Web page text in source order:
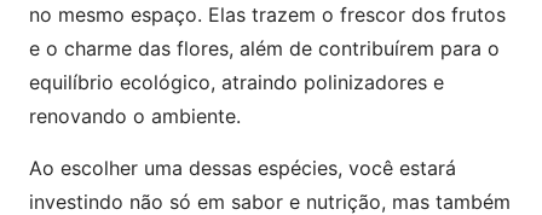
no mesmo espaço. Elas trazem o frescor dos frutos
e o charme das flores, além de contribuírem para o
equilíbrio ecológico, atraindo polinizadores e
renovando o ambiente.
Ao escolher uma dessas espécies, você estará
investindo não só em sabor e nutrição, mas também